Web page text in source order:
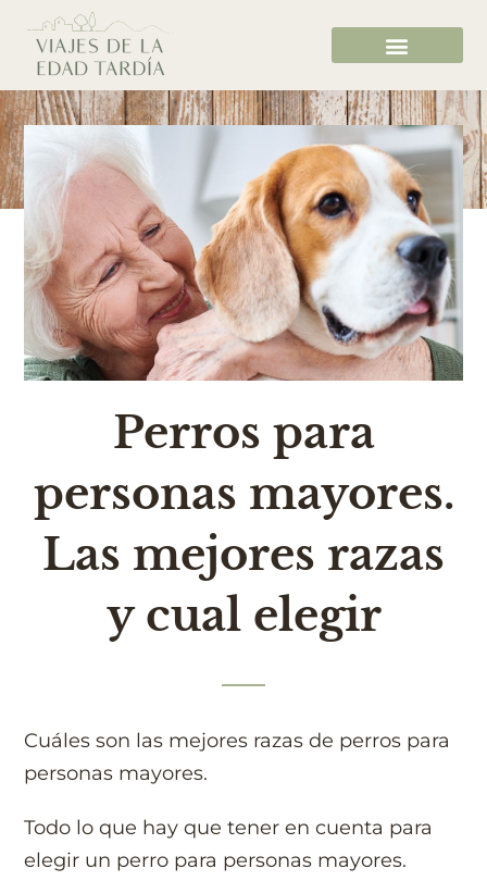
Perros para
personas mayores.
Las mejores razas
y cual elegir
Cuáles son las mejores razas de perros para
personas mayores.
Todo lo que hay que tener en cuenta para
elegir un perro para personas mayores.